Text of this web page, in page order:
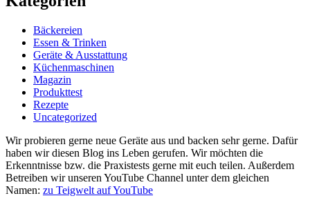
Bäckereien
Essen & Trinken
Geräte & Ausstattung
Küchenmaschinen
Magazin
Produkttest
Rezepte
Uncategorized
Wir probieren gerne neue Geräte aus und backen sehr gerne. Dafür
haben wir diesen Blog ins Leben gerufen. Wir möchten die
Erkenntnisse bzw. die Praxistests gerne mit euch teilen. Außerdem
Betreiben wir unseren YouTube Channel unter dem gleichen
Namen: zu Teigwelt auf YouTube